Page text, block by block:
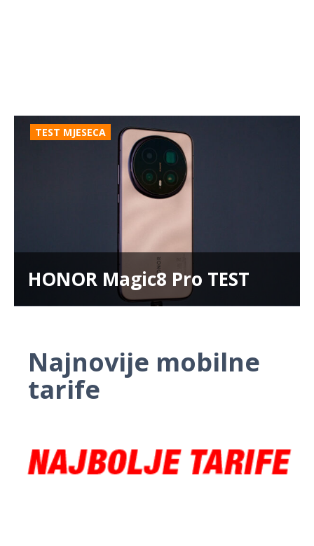
TEST MJESECA
HONOR Magic8 Pro TEST
Najnovije mobilne
tarife